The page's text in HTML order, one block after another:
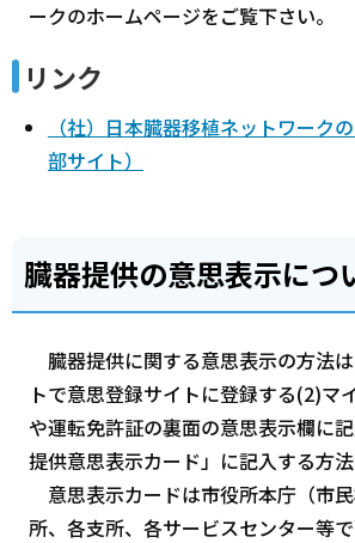
ークのホームページをご覧下さい。
リンク
（社）日本臓器移植ネットワーク
部サイト）
臓器提供の意思表示につ
臓器提供に関する意思表示の方法
トで意思登録サイトに登録する(2)マ
や運転免許証の裏面の意思表示欄に
提供意思表示カード」に記入する方法
意思表示カードは市役所本庁（市
所、各支所、各サービスセンター等で